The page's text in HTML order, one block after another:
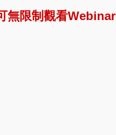
無限制觀看Webinar